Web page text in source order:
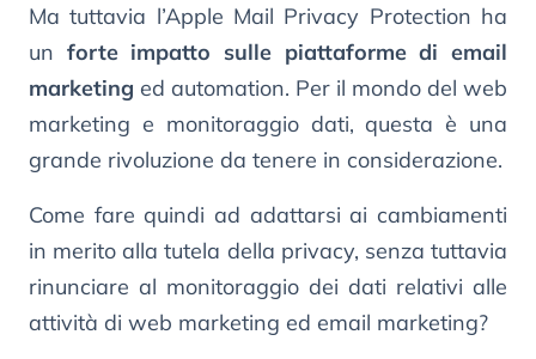
Ma tuttavia l’Apple Mail Privacy Protection ha
un forte impatto sulle piattaforme di email
marketing ed automation. Per il mondo del web
marketing e monitoraggio dati, questa è una
grande rivoluzione da tenere in considerazione.
Come fare quindi ad adattarsi ai cambiamenti
in merito alla tutela della privacy, senza tuttavia
rinunciare al monitoraggio dei dati relativi alle
attività di web marketing ed email marketing?